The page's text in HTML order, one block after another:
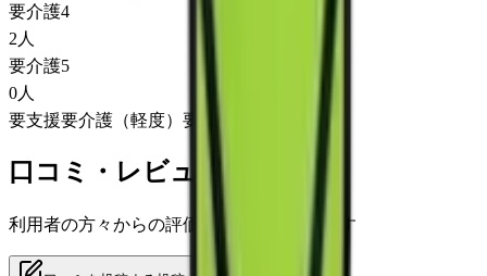
要介護4
2 人
要介護5
0人
要支援要介護（軽度） 要介護（重度）
口コミ・レビュー
利用者の方々からの評価をご覧いただけます